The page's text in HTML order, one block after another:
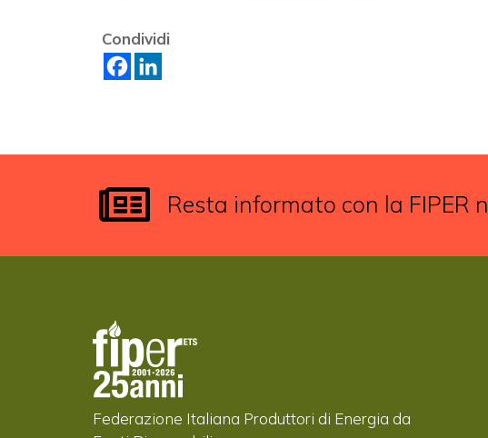
Condividi
Resta informato con la FIPER
Federazione Italiana Produttori di Energia da